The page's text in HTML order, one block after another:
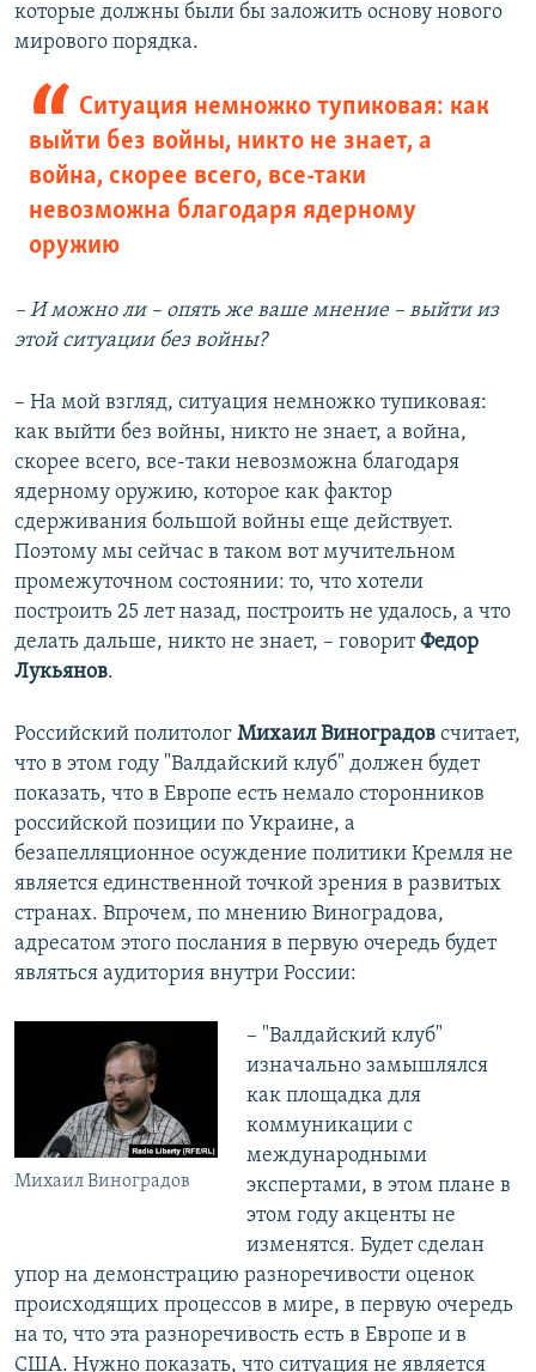
которые должны были бы заложить основу нового
мирового порядка.
Ситуация немножко тупиковая: как
выйти без войны, никто не знает, а
война, скорее всего, все-таки
невозможна благодаря ядерному
оружию
– И можно ли – опять же ваше мнение – выйти из
этой ситуации без войны?
– На мой взгляд, ситуация немножко тупиковая:
как выйти без войны, никто не знает, а война,
скорее всего, все-таки невозможна благодаря
ядерному оружию, которое как фактор
сдерживания большой войны еще действует.
Поэтому мы сейчас в таком вот мучительном
промежуточном состоянии: то, что хотели
построить 25 лет назад, построить не удалось, а что
делать дальше, никто не знает, – говоритФедор
Лукьянов.
Российский политолог Михаил Виноградов считает,
что в этом году "Валдайский клуб" должен будет
показать, что в Европе есть немало сторонников
российской позиции по Украине, а
безапелляционное осуждение политики Кремля не
является единственной точкой зрения в развитых
странах. Впрочем, по мнению Виноградова,
адресатом этого послания в первую очередь будет
являться аудитория внутри России:
Михаил Виноградов
– "Валдайский клуб"
изначально замышлялся
как площадка для
коммуникации с
международными
экспертами, в этом плане в
этом году акценты не
изменятся. Будет сделан
упор на демонстрацию разноречивости оценок
происходящих процессов в мире, в первую очередь
на то, что эта разноречивость есть в Европе и в
США. Нужно показать, что ситуация не является